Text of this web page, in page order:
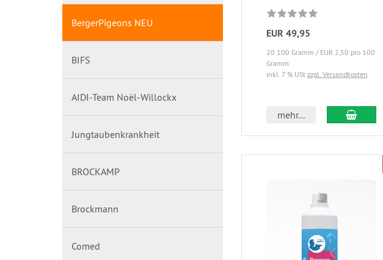
EUR 49,95
20 100 Gramm / EUR 2,50 pro 100
Gramm
inkl. 7 % USt zzgl. Versandkosten
mehr...
BergerPigeons NEU
BIFS
AIDI-Team Noël-Willockx
Jungtaubenkrankheit
BROCKAMP
Brockmann
Comed